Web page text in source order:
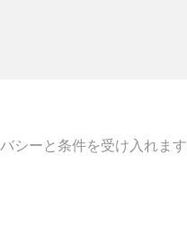
シーと条件を受け入れます